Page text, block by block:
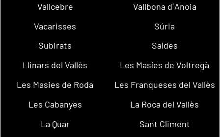
Vallcebre
Vallbona d´Anoia
Vacarisses
Súria
Subirats
Saldes
Llinars del Vallès
Les Masíes de Voltregà
Les Masies de Roda
Les Franqueses del Vallès
Les Cabanyes
La Roca del Vallès
La Quar
Sant Climent